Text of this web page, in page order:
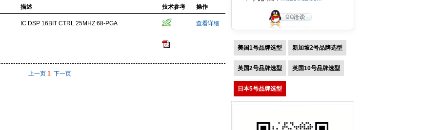
描述 技术参考 操作
IC DSP 16BIT CTRL 25MHZ 68-PGA 查看详细
上一页 1 下一页
美国1号品牌选型 新加坡2号品牌选型
英国2号品牌选型 英国10号品牌选型
日本5号品牌选型